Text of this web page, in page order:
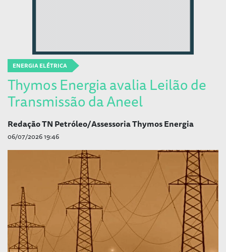
ENERGIA ELÉTRICA
Thymos Energia avalia Leilão de
Transmissão da Aneel
Redação TN Petróleo/Assessoria Thymos Energia
06/07/2026 19:46